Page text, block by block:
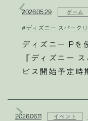
2026.05.29 ゲーム
#ディズニー スパーク
ディズニーIPを
『ディズニー
ビス開始予定時
2026.06.11 イベント